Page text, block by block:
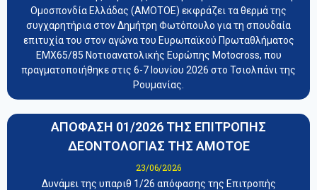
Ομοσπονδία Ελλάδας (ΑΜΟΤΟΕ) εκφράζει τα θερμά της
συγχαρητήρια στον Δημήτρη Φωτόπουλο για τη σπουδαία
επιτυχία του στον αγώνα του Ευρωπαϊκού Πρωταθλήματος
EMX65/85 Νοτιοανατολικής Ευρώπης Motocross, που
πραγματοποιήθηκε στις 6-7 Ιουνίου 2026 στο Τσιολπάνι της
Ρουμανίας.
ΑΠΟΦΑΣΗ 01/2026 ΤΗΣ ΕΠΙΤΡΟΠΗΣ
ΔΕΟΝΤΟΛΟΓΙΑΣ ΤΗΣ ΑΜΟΤΟΕ
23/06/2026
Δυνάμει της υπαριθ 1/26 απόφασης της Επιτροπής